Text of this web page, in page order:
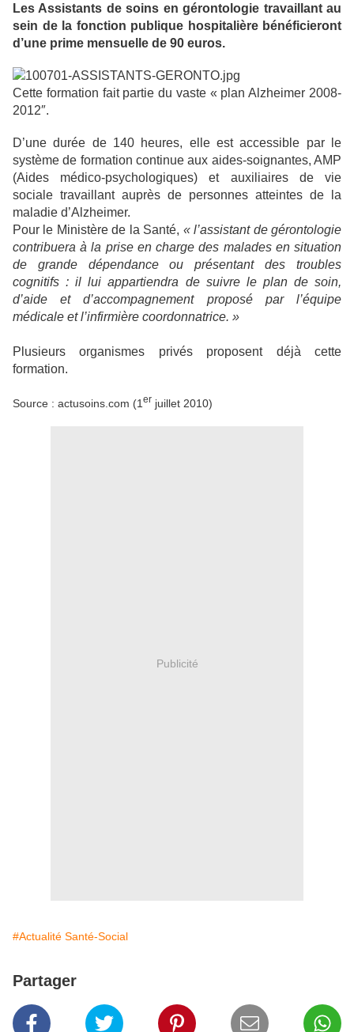
Les Assistants de soins en gérontologie travaillant au
sein de la fonction publique hospitalière bénéficieront
d’une prime mensuelle de 90 euros.
Cette formation fait partie du vaste « plan Alzheimer 2008-
2012″.
D’une durée de 140 heures, elle est accessible par le
système de formation continue aux aides-soignantes, AMP
(Aides médico-psychologiques) et auxiliaires de vie
sociale travaillant auprès de personnes atteintes de la
maladie d’Alzheimer.
Pour le Ministère de la Santé, « l’assistant de gérontologie
contribuera à la prise en charge des malades en situation
de grande dépendance ou présentant des troubles
cognitifs : il lui appartiendra de suivre le plan de soin,
d’aide et d’accompagnement proposé par l’équipe
médicale et l’infirmière coordonnatrice. »
Plusieurs organismes privés proposent déjà cette
formation.
Source : actusoins.com (1 er juillet 2010)
Publicité
#Actualité Santé-Social
Partager